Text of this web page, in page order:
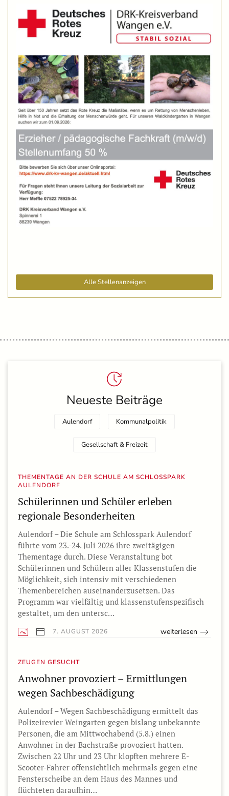
Alle Stellenanzeigen
Neueste Beiträge
Aulendorf Kommunalpolitik
Gesellschaft & Freizeit
THEMENTAGE AN DER SCHULE AM SCHLOSSPARK
AULENDORF
Schülerinnen und Schüler erleben
regionale Besonderheiten
Aulendorf – Die Schule am Schlosspark Aulendorf
führte vom 23.-24. Juli 2026 ihre zweitägigen
Thementage durch. Diese Veranstaltung bot
Schülerinnen und Schülern aller Klassenstufen die
Möglichkeit, sich intensiv mit verschiedenen
Themenbereichen auseinanderzusetzen. Das
Programm war vielfältig und klassenstufenspezifisch
gestaltet, um den untersc…
7. AUGUST 2026 weiterlesen
ZEUGEN GESUCHT
Anwohner provoziert – Ermittlungen
wegen Sachbeschädigung
Aulendorf – Wegen Sachbeschädigung ermittelt das
Polizeirevier Weingarten gegen bislang unbekannte
Personen, die am Mittwochabend (5.8.) einen
Anwohner in der Bachstraße provoziert hatten.
Zwischen 22 Uhr und 23 Uhr klopften mehrere E-
Scooter-Fahrer offensichtlich mehrmals gegen eine
Fensterscheibe an dem Haus des Mannes und
flüchteten daraufhin…